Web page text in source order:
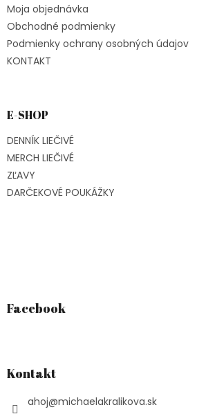
Moja objednávka
Obchodné podmienky
Podmienky ochrany osobných údajov
KONTAKT
E-SHOP
DENNÍK LIEČIVÉ
MERCH LIEČIVÉ
ZĽAVY
DARČEKOVÉ POUKÁŽKY
Facebook
Kontakt
ahoj@michaelakralikova.sk